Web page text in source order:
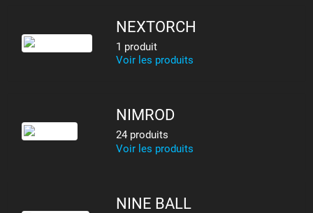
NEXTORCH
1 produit
Voir les produits
NIMROD
24 produits
Voir les produits
NINE BALL